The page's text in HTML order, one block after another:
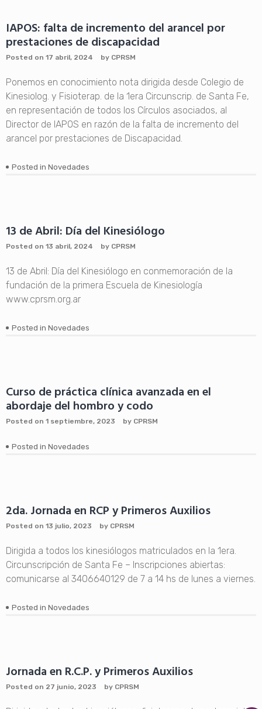
IAPOS: falta de incremento del arancel por
prestaciones de discapacidad
Posted on 17 abril, 2024 by CPRSM
Ponemos en conocimiento nota dirigida desde Colegio de
Kinesiolog. y Fisioterap. de la 1era Circunscrip. de Santa Fe,
en representación de todos los Círculos asociados, al
Director de IAPOS en razón de la falta de incremento del
arancel por prestaciones de Discapacidad.
Posted in Novedades
13 de Abril: Día del Kinesiólogo
Posted on 13 abril, 2024 by CPRSM
13 de Abril: Día del Kinesiólogo en conmemoración de la
fundación de la primera Escuela de Kinesiología
www.cprsm.org.ar
Posted in Novedades
Curso de práctica clínica avanzada en el
abordaje del hombro y codo
Posted on 1 septiembre, 2023 by CPRSM
Posted in Novedades
2da. Jornada en RCP y Primeros Auxilios
Posted on 13 julio, 2023 by CPRSM
Dirigida a todos los kinesiólogos matriculados en la 1era.
Circunscripción de Santa Fe – Inscripciones abiertas:
comunicarse al 3406640129 de 7 a 14 hs de lunes a viernes.
Posted in Novedades
Jornada en R.C.P. y Primeros Auxilios
Posted on 27 junio, 2023 by CPRSM